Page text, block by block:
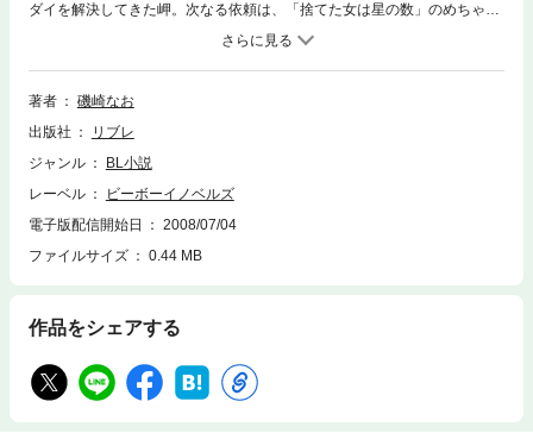
ダイを解決してきた岬。次なる依頼は、「捨てた女は星の数」のめちゃモ
テ大学生・架偉に天誅を下すこと！ まずは自分に惚れさせるため、ター
ゲットに急接近したものの、三つ違いと思えぬ架偉のオトナな魅力にいつ
ものペースがつかめない!? 成功率100パーセントの腕で、なんとしても
架偉に失恋の痛みを味わわせてやるぜ！ 関係者以外侵入禁止の恋愛ミッ
著者
磯崎なお
出版社
リブレ
ジャンル
BL小説
レーベル
ビーボーイノベルズ
電子版配信開始日
2008/07/04
ファイルサイズ
0.44 MB
作品をシェアする